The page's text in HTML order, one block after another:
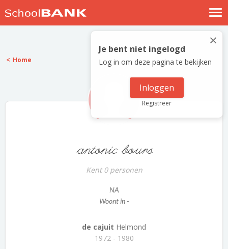
Nostalgische verhalen
Log in
Meld je gratis aan
×
Je bent niet ingelogd
Log in om deze pagina te bekijken
Inloggen
Registreer
Home
antonic bours
Kent 0 personen
NA
Woont in -
de cajuit Helmond
1972 - 1980